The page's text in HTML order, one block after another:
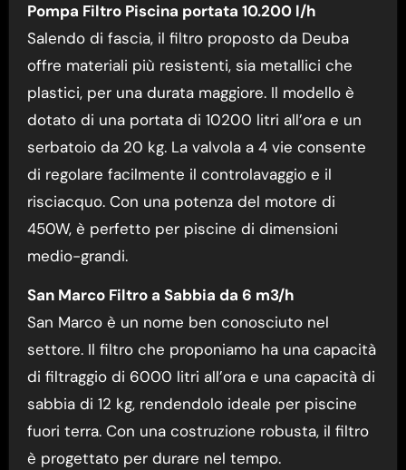
Pompa Filtro Piscina portata 10.200 l/h
Salendo di fascia, il filtro proposto da Deuba
offre materiali più resistenti, sia metallici che
plastici, per una durata maggiore. Il modello è
dotato di una portata di 10200 litri all’ora e un
serbatoio da 20 kg. La valvola a 4 vie consente
di regolare facilmente il controlavaggio e il
risciacquo. Con una potenza del motore di
450W, è perfetto per piscine di dimensioni
medio-grandi.
San Marco Filtro a Sabbia da 6 m3/h
San Marco è un nome ben conosciuto nel
settore. Il filtro che proponiamo ha una capacità
di filtraggio di 6000 litri all’ora e una capacità di
sabbia di 12 kg, rendendolo ideale per piscine
fuori terra. Con una costruzione robusta, il filtro
è progettato per durare nel tempo.